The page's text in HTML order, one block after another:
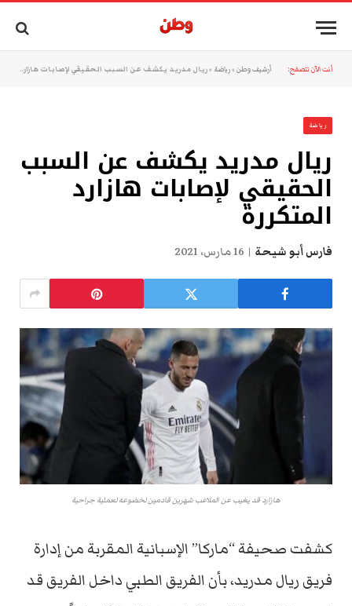
أنت الآن تتصفح: أرشيف وطن »رياضة »ريال مدريد يكشف عن السبب الحقيقي لإصابات هازارد المتكررة
رياضة
ريال مدريد يكشف عن السبب
الحقيقي لإصابات هازارد
المتكررة
فارس أبو شيحة 16 مارس، 2021
هازارد قد يغيب عن الملاعب شهرين قادمين لخضوعه لعملية جراحية
كشفت صحيفة “ماركا” الإسبانية المقربة من إدارة
فريق ريال مدريد، بأن الفريق الطبي داخل الفريق قد